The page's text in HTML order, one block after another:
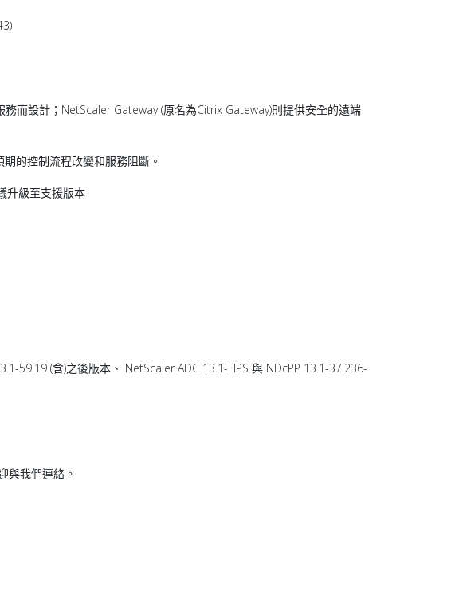
而設計；NetScaler Gateway (原名為Citrix Gateway)則提供安全的遠端
的控制流程改變和服務阻斷。
升級至支援版本
59.19 (含)之後版本、 NetScaler ADC 13.1-FIPS 與 NDcPP 13.1-37.236-
與我們連絡。